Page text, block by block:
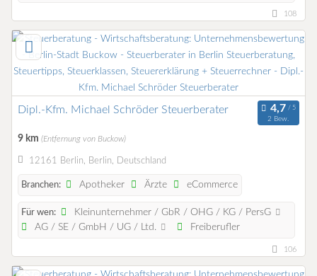
108
Dipl.-Kfm. Michael Schröder Steuerberater
2 Bew.
9 km (Entfernung von Buckow)
12161 Berlin, Berlin, Deutschland
Branchen: Apotheker Ärzte eCommerce
Für wen:
Kleinunternehmer / GbR / OHG / KG / PersG
AG / SE / GmbH / UG / Ltd.
Freiberufler
106